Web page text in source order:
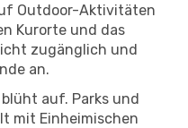
Outdoor-Aktivitäten
Kurorte und das
zugänglich und
an.
auf. Parks und
mit Einheimischen